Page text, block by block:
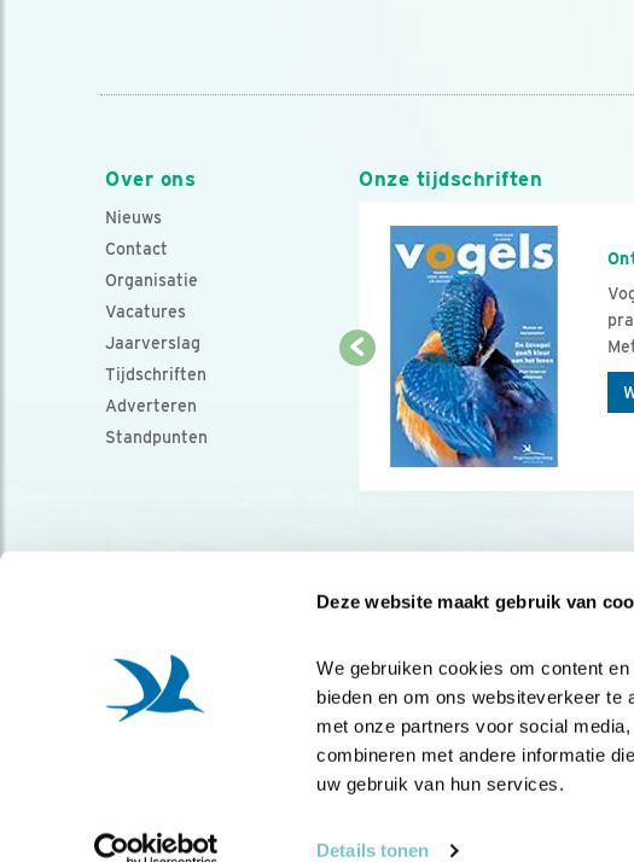
Deze website maakt gebruik van
We gebruiken cookies om content
bieden en om ons websiteverkeer te
met onze partners voor social
combineren met andere informatie
uw gebruik van hun services.
Details tonen
Over ons
Nieuws
Contact
Organisatie
Vacatures
Jaarverslag
Tijdschriften
Adverteren
Standpunten
Onze tijdschriften